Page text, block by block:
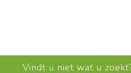
Vindt u niet wat u